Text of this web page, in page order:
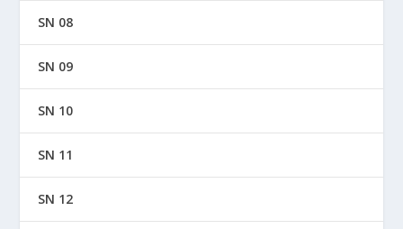
SN 08
SN 09
SN 10
SN 11
SN 12